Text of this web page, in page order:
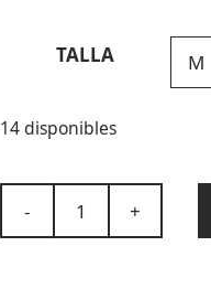
TALLA
14 disponibles
- +